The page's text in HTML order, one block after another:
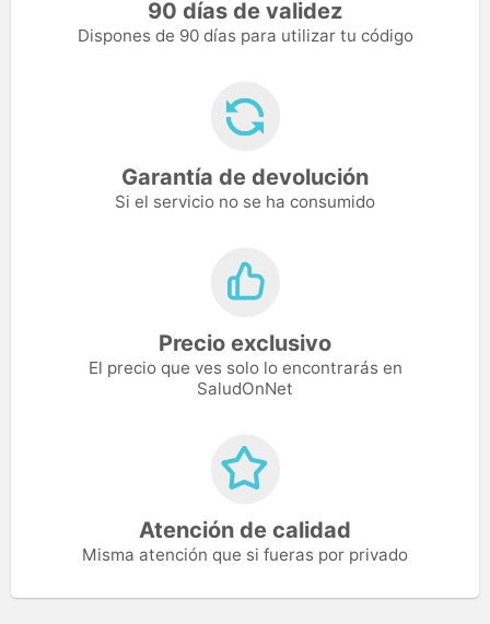
90 días de validez
Dispones de 90 días para utilizar tu código
Garantía de devolución
Si el servicio no se ha consumido
Precio exclusivo
El precio que ves solo lo encontrarás en
SaludOnNet
Atención de calidad
Misma atención que si fueras por privado